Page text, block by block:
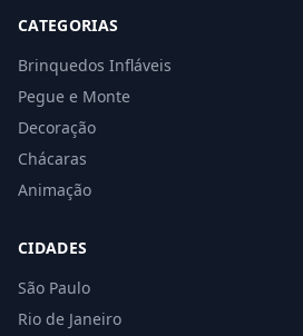
CATEGORIAS
Brinquedos Infláveis
Pegue e Monte
Decoração
Chácaras
Animação
CIDADES
São Paulo
Rio de Janeiro